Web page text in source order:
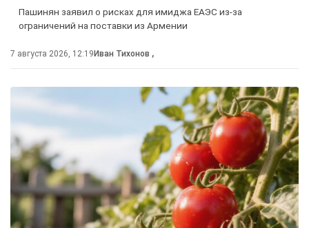
Пашинян заявил о рисках для имиджа ЕАЭС из-за
ограничений на поставки из Армении
7 августа 2026, 12:19 Иван Тихонов ,